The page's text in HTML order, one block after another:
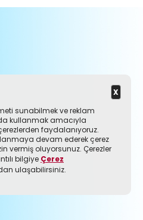
sunabilmek ve reklam
kullanmak amacıyla
faydalanıyoruz.
devam ederek çerez
vermiş oluyorsunuz. Çerezler
bilgiye Çerez
ulaşabilirsiniz.